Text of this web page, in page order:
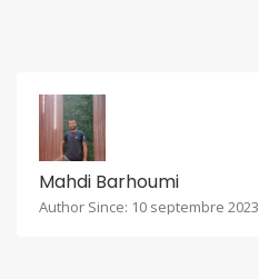
Mahdi Barhoumi
Author Since: 10 septembre 2023